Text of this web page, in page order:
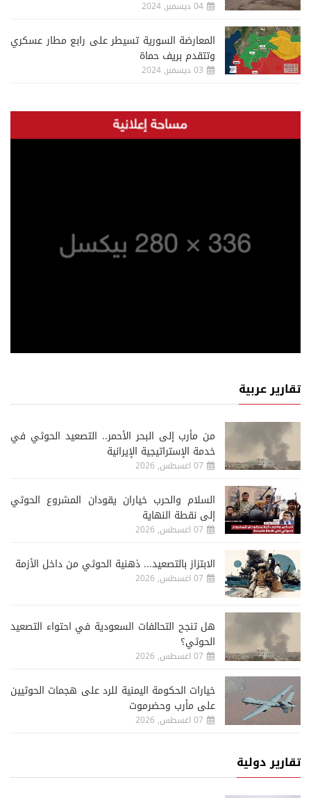
04 ديسمبر, 2024
المعارضة السورية تسيطر على رابع مطار عسكري
وتتقدم بريف حماة
03 ديسمبر, 2024
تقارير عربية
من مأرب إلى البحر الأحمر.. التصعيد الحوثي في
خدمة الإستراتيجية الإيرانية
07 اغسطس, 2026
السلام والحرب خياران يقودان المشروع الحوثي
إلى نقطة النهاية
07 اغسطس, 2026
الابتزاز بالتصعيد... ذهنية الحوثي من داخل الأزمة
07 اغسطس, 2026
هل تنجح التحالفات السعودية في احتواء التصعيد
الحوثي؟
07 اغسطس, 2026
خيارات الحكومة اليمنية للرد على هجمات الحوثيين
على مأرب وحضرموت
07 اغسطس, 2026
تقارير دولية